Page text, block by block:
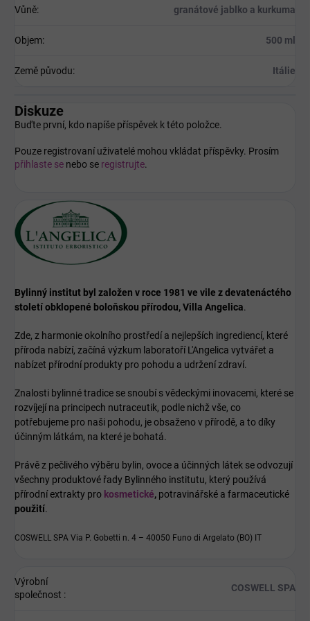
Vůně: granátové jablko a kurkuma
Objem: 500 ml
Země původu: Itálie
Diskuze
Buďte první, kdo napíše příspěvek k této položce.
Pouze registrovaní uživatelé mohou vkládat příspěvky. Prosím
přihlaste se nebo se registrujte.
Bylinný institut byl založen v roce 1981 ve vile z devatenáctého
století obklopené boloňskou přírodou, Villa Angelica.
Zde, z harmonie okolního prostředí a nejlepších ingrediencí, které
příroda nabízí, začíná výzkum laboratoří L'Angelica vytvářet a
nabízet přírodní produkty pro pohodu a udržení zdraví.
Znalosti bylinné tradice se snoubí s vědeckými inovacemi, které se
rozvíjejí na principech nutraceutik, podle nichž vše, co
potřebujeme pro naši pohodu, je obsaženo v přírodě, a to díky
účinným látkám, na které je bohatá.
Právě z pečlivého výběru bylin, ovoce a účinných látek se odvozují
všechny produktové řady Bylinného institutu, který používá
přírodní extrakty pro kosmetické, potravinářské a farmaceutické
použití.
COSWELL SPA Via P. Gobetti n. 4 – 40050 Funo di Argelato (BO) IT
Výrobní
společnost :
COSWELL SPA